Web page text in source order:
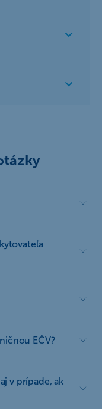
EČV?
v prípade, ak